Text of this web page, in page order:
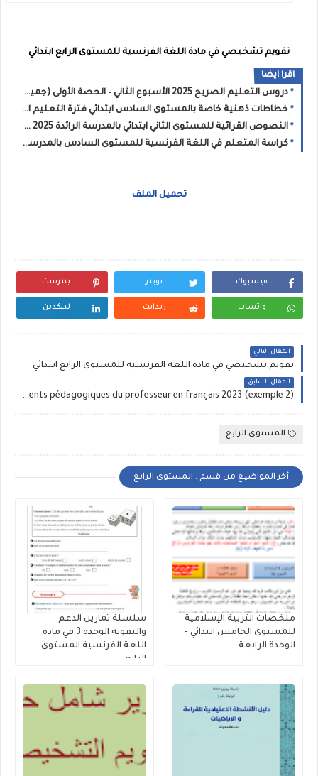
تقويم تشخيصي في مادة اللغة الفرنسية للمستوى الرابع ابتدائي
اقرا ايضا
دروس التعليم الصريح 2025 الأسبوع الثاني – الحصة الأولى (جميع المستويات)
خطاطات ذهنية خاصة بالمستوى السادس ابتدائي فترة التعليم الصريح 2025
النصوص القرائية للمستوى الثاني ابتدائي بالمدرسة الرائدة 2025 - التعليم الصريح
كراسة المتعلم في اللغة الفرنسية للمستوى السادس بالمدرسة الرائدة 2025
تحميل الملف
فيسبوك تويتر بنترست
واتساب ريدايت لينكدين
المقال التالي
تقويم تشخيصي في مادة اللغة الفرنسية للمستوى الرابع ابتدائي
المقال السابق
Les documents pédagogiques du professeur en français 2023 (exemple 2)
المستوى الرابع
أخر المواضيع من قسم : المستوى الرابع
ملخصات التربية الإسلامية
للمستوى الخامس ابتدائي -
الوحدة الرابعة
سلسلة تمارين الدعم
والتقوية الوحدة 3 في مادة
اللغة الفرنسية المستوى
الرابع